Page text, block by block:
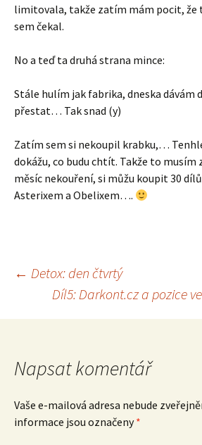
limitovala, takže zatím mám pocit, že
sem čekal.
No a teď ta druhá strana mince:
Stále hulím jak fabrika, dneska dávám
přestat… Tak snad (y)
Zatím sem si nekoupil krabku,…
dokážu, co budu chtít. Takže to musím
měsíc nekouření, si můžu koupit 30
Asterixem a Obelixem….
Navigace
pro
příspěvek
← Detox: den čtvrtý
Díl5: Darkont.cz a pozice
Napsat komentář
Vaše e-mailová adresa nebude
informace jsou označeny*